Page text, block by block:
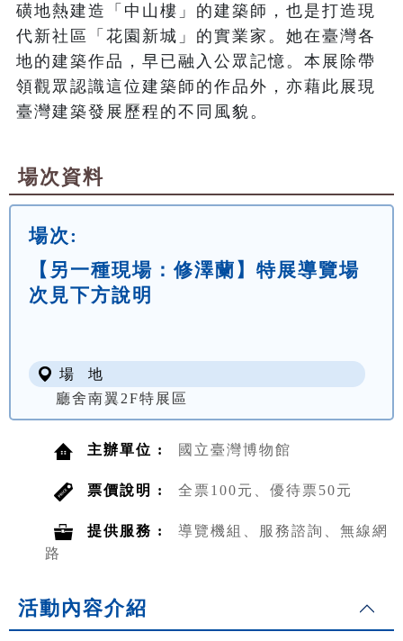
磺地熱建造「中山樓」的建築師，也是打造現
代新社區「花園新城」的實業家。她在臺灣各
地的建築作品，早已融入公眾記憶。本展除帶
領觀眾認識這位建築師的作品外，亦藉此展現
臺灣建築發展歷程的不同風貌。
場次資料
場次:
【另一種現場：修澤蘭】特展導覽場
次見下方說明
場 地
廳舍南翼2F特展區
主辦單位 : 國立臺灣博物館
票價說明 : 全票100元、優待票50元
提供服務 :
導覽機組、服務諮詢、無線網
路
活動內容介紹